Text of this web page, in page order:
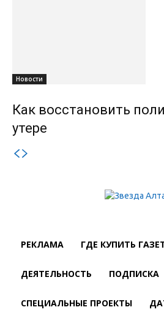
Новости
Как восстановить
утере
РЕКЛАМА ГДЕ КУПИТЬ
ДЕЯТЕЛЬНОСТЬ ПОДПИСКА
СПЕЦИАЛЬНЫЕ ПРОЕКТЫ